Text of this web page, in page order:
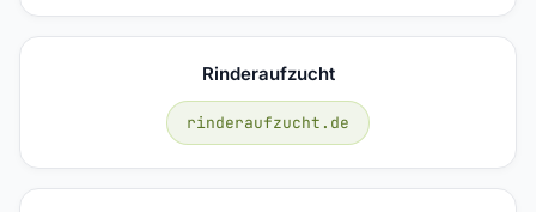
Rinderaufzucht
rinderaufzucht.de